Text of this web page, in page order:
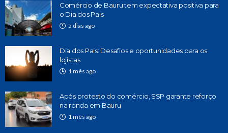
Comércio de Bauru tem expectativa positiva para
o Dia dos Pais
5 dias ago
Dia dos Pais: Desafios e oportunidades para os
lojistas
1 mês ago
Após protesto do comércio, SSP garante reforço
na ronda em Bauru
1 mês ago